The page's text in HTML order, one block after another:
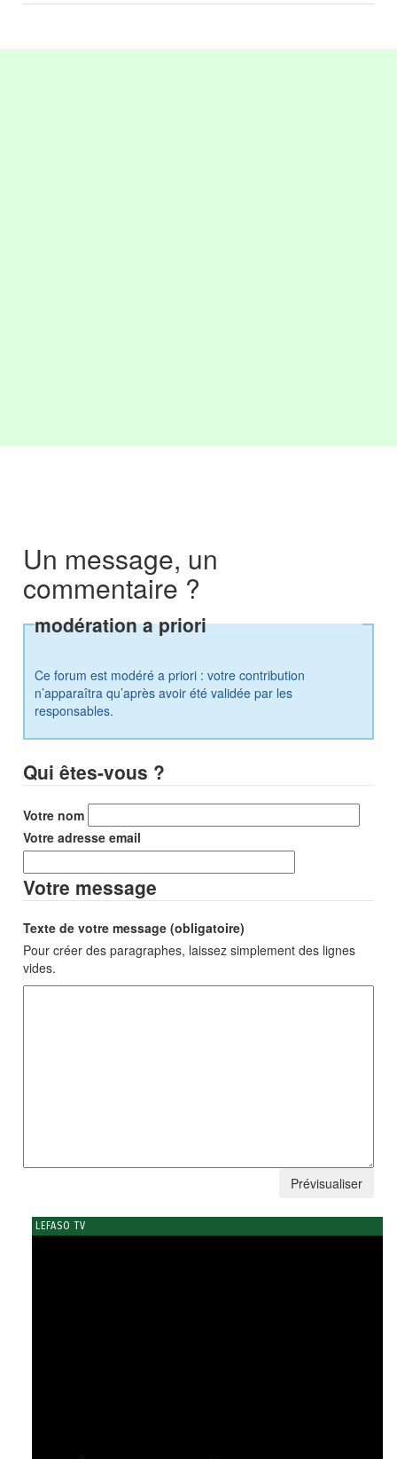
Un message, un
commentaire ?
modération a priori
Ce forum est modéré a priori : votre contribution
n’apparaîtra qu’après avoir été validée par les
responsables.
Qui êtes-vous ?
Votre nom
Votre adresse email
Votre message
Texte de votre message (obligatoire)
Pour créer des paragraphes, laissez simplement des lignes
vides.
LEFASO TV